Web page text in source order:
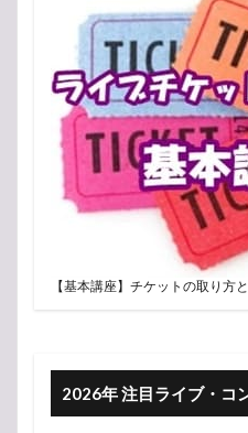
【基本講座】チケットの取り方
2026年 注目ライブ・コ